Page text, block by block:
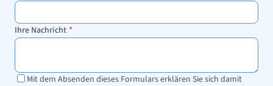
Ihre Nachricht *
Mit dem Absenden dieses Formulars erklären Sie sich damit